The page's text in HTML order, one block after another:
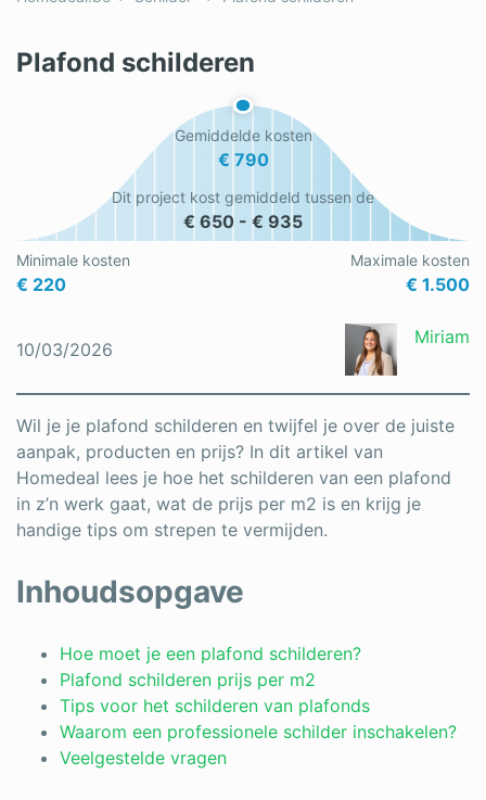
Isolatie
Loodgieter
Rolluiken
Schilder
Schrijnwerker
Vloeren
Vochtbestrijding
Warmtepomp
Zonwering
Bent u een vakspecialist?
Log in
Plafond schilderen
Minimale kosten
€ 220
Gemiddelde kosten
€ 790
Maximale kosten
€ 1.500
Dit project kost gemiddeld tussen de
€ 650 - € 935
10/03/2026
Miriam
Wil je je plafond schilderen en twijfel je over de juiste
aanpak, producten en prijs? In dit artikel van
Homedeal lees je hoe het schilderen van een plafond
in z’n werk gaat, wat de prijs per m2 is en krijg je
handige tips om strepen te vermijden.
Inhoudsopgave
Hoe moet je een plafond schilderen?
Plafond schilderen prijs per m2
Tips voor het schilderen van plafonds
Waarom een professionele schilder inschakelen?
Veelgestelde vragen